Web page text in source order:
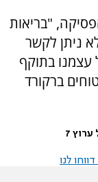
"בריאות
ניתן לקשר
עצמנו בתוקף
ברקורד
7
לנו